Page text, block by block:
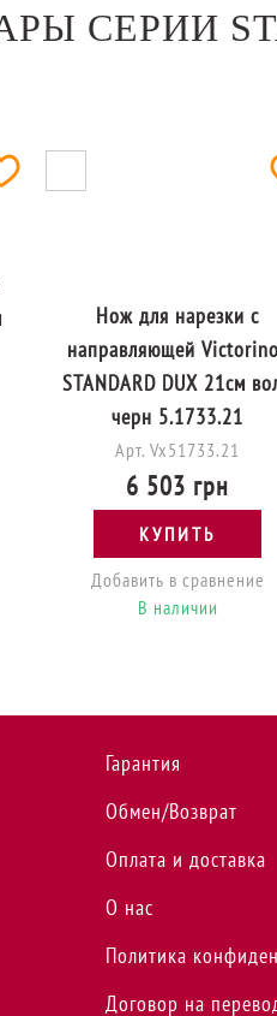
СЕРИИ
Нож для нарезки с
направляющей Victorinox
STANDARD DUX 21см
черн 5.1733.21
Арт. Vx51733.21
Добавить в сравнение
В наличии